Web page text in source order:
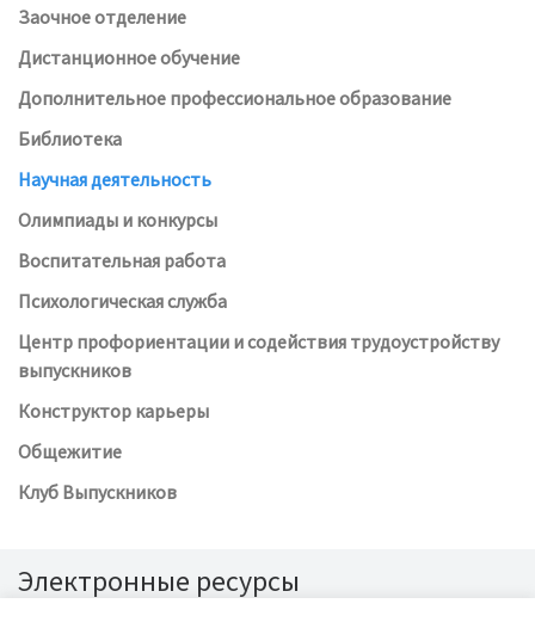
Заочное отделение
Дистанционное обучение
Дополнительное профессиональное образование
Библиотека
Научная деятельность
Олимпиады и конкурсы
Воспитательная работа
Психологическая служба
Центр профориентации и содействия трудоустройству
выпускников
Конструктор карьеры
Общежитие
Клуб Выпускников
Электронные ресурсы